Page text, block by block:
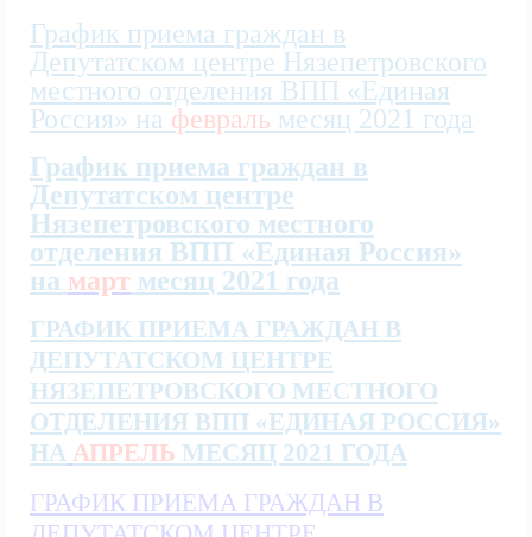
График приема граждан в
Депутатском центре Нязепетровского
местного отделения ВПП «Единая
Россия» на февраль месяц 2021 года
График приема граждан в
Депутатском центре
Нязепетровского местного
отделения ВПП «Единая Россия»
на март месяц 2021 года
ГРАФИК ПРИЕМА ГРАЖДАН В
ДЕПУТАТСКОМ ЦЕНТРЕ
НЯЗЕПЕТРОВСКОГО МЕСТНОГО
ОТДЕЛЕНИЯ ВПП «ЕДИНАЯ РОССИЯ»
НА АПРЕЛЬ МЕСЯЦ 2021 ГОДА
ГРАФИК ПРИЕМА ГРАЖДАН В